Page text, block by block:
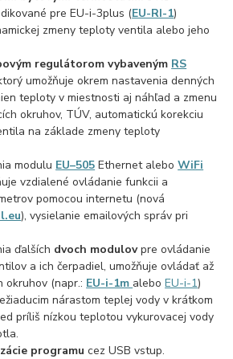
pre EU-i-3plus (EU-RI-1)
zmeny teploty ventila alebo jeho
regulátorom vybaveným RS
umožňuje okrem nastavenia denných
teploty v miestnosti aj náhľad a zmenu
okruhov, TÚV, automatickú korekciu
na základe zmeny teploty
modulu EU–505 Ethernet aleboWiFi
vzdialené ovládanie funkcii a
pomocou internetu (nová
), vysielanie emailových správ pri
ďalších dvoch modulovpre ovládanie
a ich čerpadiel, umožňuje ovládať až
okruhov (napr.: EU-i-1m aleboEU-i-1)
nárastom teplej vody v krátkom
príliš nízkou teplotou vykurovacej vody
programu cez USB vstup.